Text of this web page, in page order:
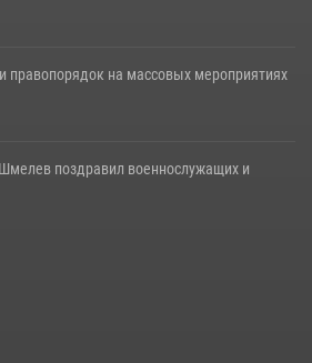
правопорядок на массовых мероприятиях
поздравил военнослужащих и